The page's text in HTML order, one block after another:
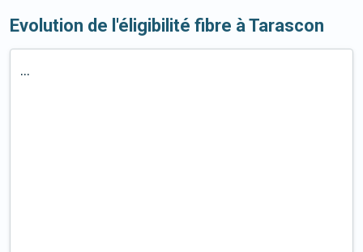
Evolution de l'éligibilité fibre à Tarascon
...